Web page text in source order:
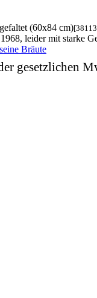
(60x84 cm)
leider mit starke
gesetzlichen